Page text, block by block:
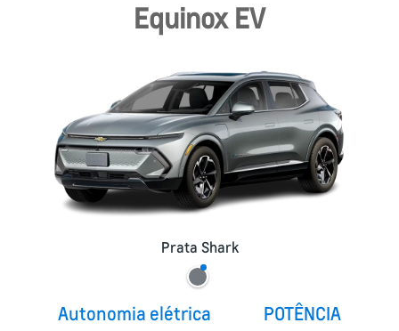
Equinox EV
Prata Shark
Autonomia elétrica POTÊNCIA